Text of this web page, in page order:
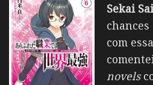
Sekai
com
novels